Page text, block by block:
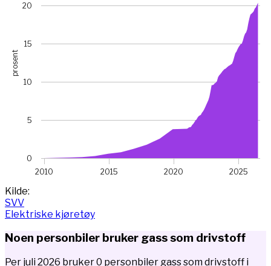
The chart has 1 X axis displaying Time. Data ranges from
The chart has 1 Y axis displaying prosent. Data ranges
prosent
2010 2015 2020 2025
0
5
10
15
20
End of interactive chart.
Kilde:
SVV
Elektriske kjøretøy
Noen personbiler bruker gass som drivstoff
Per juli 2026 bruker 0 personbiler gass som drivstoff i